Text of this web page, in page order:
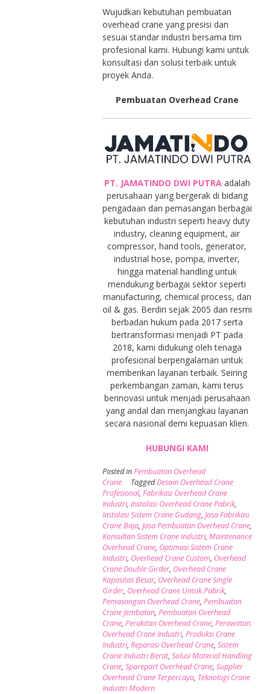
Wujudkan kebutuhan pembuatan
overhead crane yang presisi dan
sesuai standar industri bersama tim
profesional kami. Hubungi kami untuk
konsultasi dan solusi terbaik untuk
proyek Anda.
Pembuatan Overhead Crane
PT. JAMATINDO DWI PUTRAadalah
perusahaan yang bergerak di bidang
pengadaan dan pemasangan berbagai
kebutuhan industri seperti heavy duty
industry, cleaning equipment, air
compressor, hand tools, generator,
industrial hose, pompa, inverter,
hingga material handling untuk
mendukung berbagai sektor seperti
manufacturing, chemical process, dan
oil & gas. Berdiri sejak 2005 dan resmi
berbadan hukum pada 2017 serta
bertransformasi menjadi PT pada
2018, kami didukung oleh tenaga
profesional berpengalaman untuk
memberikan layanan terbaik. Seiring
perkembangan zaman, kami terus
berinovasi untuk menjadi perusahaan
yang andal dan menjangkau layanan
secara nasional demi kepuasan klien.
HUBUNGI KAMI
Posted inPembuatan Overhead
Crane
TaggedDesain Overhead Crane
Profesional, Fabrikasi Overhead Crane
Industri, Instalasi Overhead Crane Pabrik,
Instalasi Sistem Crane Gudang, Jasa Fabrikasi
Crane Baja, Jasa Pembuatan Overhead Crane,
Konsultan Sistem Crane Industri, Maintenance
Overhead Crane, Optimasi Sistem Crane
Industri, Overhead Crane Custom, Overhead
Crane Double Girder, Overhead Crane
Kapasitas Besar, Overhead Crane Single
Girder, Overhead Crane Untuk Pabrik,
Pemasangan Overhead Crane, Pembuatan
Crane Jembatan, Pembuatan Overhead
Crane, Perakitan Overhead Crane, Perawatan
Overhead Crane Industri, Produksi Crane
Industri, Reparasi Overhead Crane, Sistem
Crane Industri Berat, Solusi Material Handling
Crane, Sparepart Overhead Crane, Supplier
Overhead Crane Terpercaya, Teknologi Crane
Industri Modern